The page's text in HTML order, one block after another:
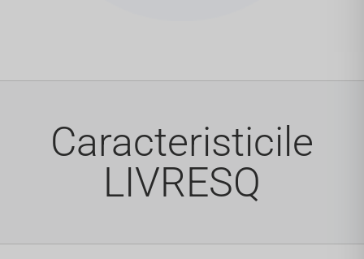
Caracteristicile
LIVRESQ